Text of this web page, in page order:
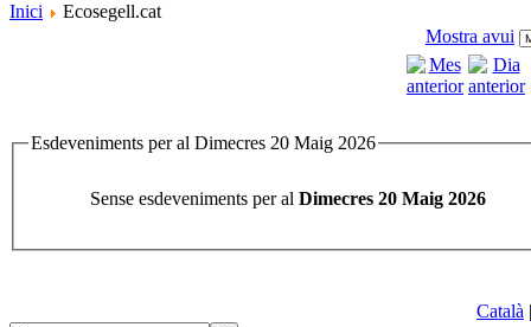
Inici
Ecosegell.cat
Mostra avui
Esdeveniments per al Dimecres 20 Maig 2026
Sense esdeveniments per al Dimecres 20 Maig 2026
Català